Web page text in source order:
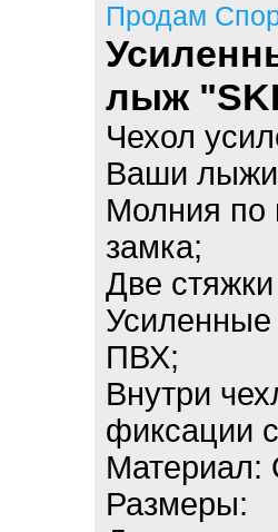
Продам
лыж
Чехол
Ваши лыжи
Молния по
замка;
Две
Усиленные
ПВХ;
Внутри
фиксации
Материал:
Размеры: